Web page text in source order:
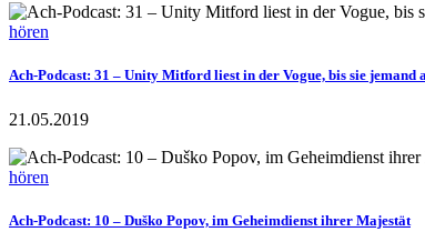
hören
Ach-Podcast: 31 – Unity Mitford liest in der Vogue, bis sie jemand
21.05.2019
hören
Ach-Podcast: 10 – Duško Popov, im Geheimdienst ihrer Majestät